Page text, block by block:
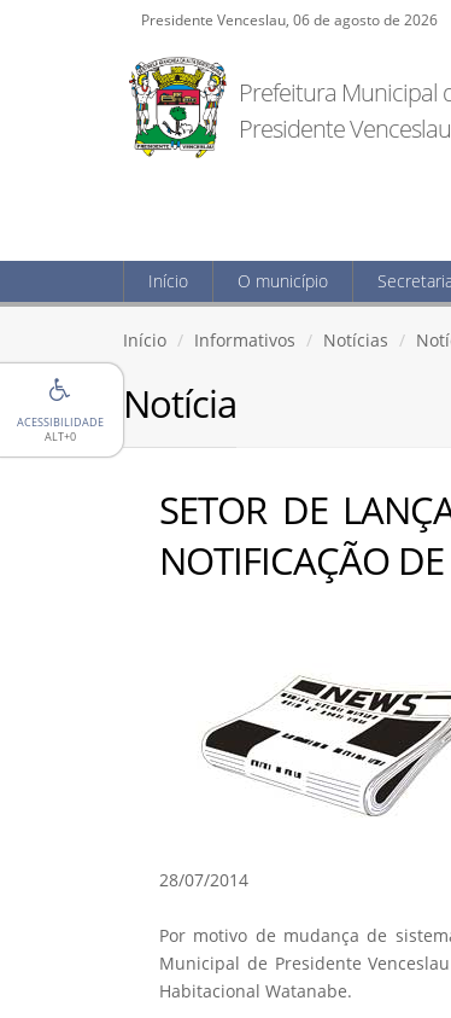
ACESSIBILIDADE
ALT+0
Presidente Venceslau, 06 de agosto de 2026
Prefeitura Municipal
Presidente Venceslau
Início O município
Início Informativos Notícias
Notícia
SETOR DE
NOTIFICAÇÃO
28/07/2014
Por motivo de mudança de
Municipal de Presidente
Habitacional Watanabe.